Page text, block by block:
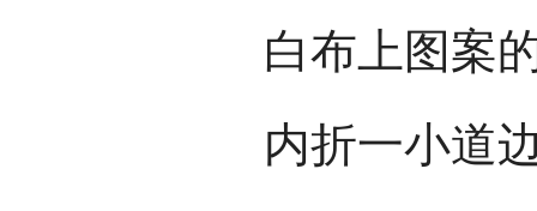
白布上图案
内折一小道